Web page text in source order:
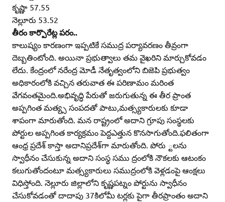
కృష్ణా 57.55
నెల్లూరు 53.52
తీరం కార్పొరేట్ల పరం..
కాలుష్యం కారణంగా ఇప్పటికే సముద్ర పర్యావరణం తీవ్రంగా
దెబ్బతింటోంది. అయినా ప్రభుత్వాలు తమ వైఖరిని మార్చుకోవడం
లేదు. కేంద్రంలో నరేంద్ర మోడీ నేతృత్వంలోని బిజెపి ప్రభుత్వం
అధికారంలోకి వచ్చిన తరువాత ఈ పరిణామం మరింత
వేగవంతమైంది.అభివృద్ధి పేరుతో జరుగుతున్న ఈ తీర ప్రాంత
అప్పగింత మత్య్స సంపదతో పాటు,మత్స్యకారులకు కూడా
శాపంగా మారుతోంది. మన రాష్ట్రంలో అదాని గ్రూపు సంస్థలకు
పోర్టుల అప్పగింత కార్యక్రమం పెద్దఎత్తున కొనసాగుతోంది.ఫలితంగా
ఆంధ్ర ప్రదేశ్‌ కాస్తా అదానిప్రదేశ్‌గా మారుతోంది. పోరు ్టలను
స్వాధీనం చేసుకున్న అదాని సంస్థ సము ద్రంలోకి నౌకలకు ఆటంకం
కలుగుతోందంటూ మత్స్యకారులు సముద్రంలోకి వెళ్లడంపై ఆంక్షలు
విధిస్తోంది. నెల్లూరు జిల్లాలోని కృష్ణపట్నం పోర్టును స్వాధీనం
చేసుకోవడంతో దాదాపు 37కిలోమీ టర్లకు పైగా తీరప్రాంతం అదాని